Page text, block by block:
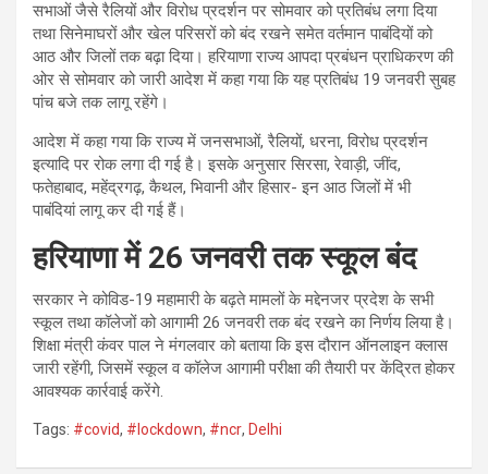
सभाओं जैसे रैलियों और विरोध प्रदर्शन पर सोमवार को प्रतिबंध लगा दिया
तथा सिनेमाघरों और खेल परिसरों को बंद रखने समेत वर्तमान पाबंदियों को
आठ और जिलों तक बढ़ा दिया। हरियाणा राज्य आपदा प्रबंधन प्राधिकरण की
ओर से सोमवार को जारी आदेश में कहा गया कि यह प्रतिबंध 19 जनवरी सुबह
पांच बजे तक लागू रहेंगे।
आदेश में कहा गया कि राज्य में जनसभाओं, रैलियों, धरना, विरोध प्रदर्शन
इत्यादि पर रोक लगा दी गई है। इसके अनुसार सिरसा, रेवाड़ी, जींद,
फतेहाबाद, महेंद्रगढ़, कैथल, भिवानी और हिसार- इन आठ जिलों में भी
पाबंदियां लागू कर दी गई हैं।
हरियाणा में 26जनवरी तक स्कूल बंद
सरकार ने कोविड-19 महामारी के बढ़ते मामलों के मद्देनजर प्रदेश के सभी
स्कूल तथा कॉलेजों को आगामी 26 जनवरी तक बंद रखने का निर्णय लिया है।
शिक्षा मंत्री कंवर पाल ने मंगलवार को बताया कि इस दौरान ऑनलाइन क्लास
जारी रहेंगी, जिसमें स्कूल व कॉलेज आगामी परीक्षा की तैयारी पर केंद्रित होकर
आवश्यक कार्रवाई करेंगे.
Tags: #covid, #lockdown, #ncr, Delhi